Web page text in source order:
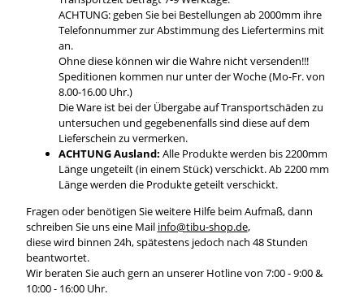
ACHTUNG: geben Sie bei Bestellungen ab 2000mm ihre
Telefonnummer zur Abstimmung des Liefertermins mit
an.
Ohne diese können wir die Wahre nicht versenden!!!
Speditionen kommen nur unter der Woche (Mo-Fr. von
8.00-16.00 Uhr.)
Die Ware ist bei der Übergabe auf Transportschäden zu
untersuchen und gegebenenfalls sind diese auf dem
Lieferschein zu vermerken.
ACHTUNG Ausland: Alle Produkte werden bis 2200mm
Länge ungeteilt (in einem Stück) verschickt. Ab 2200 mm
Länge werden die Produkte geteilt verschickt.
Fragen oder benötigen Sie weitere Hilfe beim Aufmaß, dann
schreiben Sie uns eine Mail info@tibu-shop.de,
diese wird binnen 24h, spätestens jedoch nach 48 Stunden
beantwortet.
Wir beraten Sie auch gern an unserer Hotline von 7:00 - 9:00 &
10:00 - 16:00 Uhr.